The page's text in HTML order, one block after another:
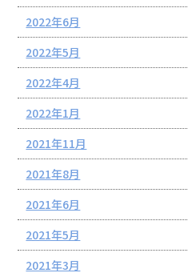
2022年6月
2022年5月
2022年4月
2022年1月
2021年11月
2021年8月
2021年6月
2021年5月
2021年3月